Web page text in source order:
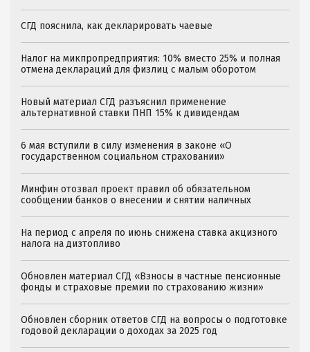
СГД пояснила, как декларировать чаевые
Налог на микпропредприятия: 10% вместо 25% и полная
отмена деклараций для физлиц с малым оборотом
Новый материал СГД разъяснил применение
альтернативной ставки ПНП 15% к дивидендам
6 мая вступили в силу изменения в законе «О
государственном социальном страховании»
Минфин отозвал проект правил об обязательном
сообщении банков о внесении и снятии наличных
На период с апреля по июнь снижена ставка акцизного
налога на дизтопливо
Обновлен материал СГД «Взносы в частные пенсионные
фонды и страховые премии по страхованию жизни»
Обновлен сборник ответов СГД на вопросы о подготовке
годовой декларации о доходах за 2025 год